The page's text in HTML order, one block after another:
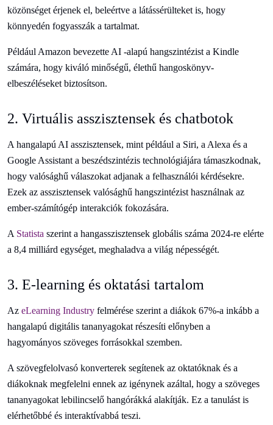
közönséget érjenek el, beleértve a látássérülteket is, hogy
könnyedén fogyasszák a tartalmat.
Például Amazon bevezette AI -alapú hangszintézist a Kindle
számára, hogy kiváló minőségű, élethű hangoskönyv-
elbeszéléseket biztosítson.
2. Virtuális asszisztensek és chatbotok
A hangalapú AI asszisztensek, mint például a Siri, a Alexa és a
Google Assistant a beszédszintézis technológiájára támaszkodnak,
hogy valósághű válaszokat adjanak a felhasználói kérdésekre.
Ezek az asszisztensek valósághű hangszintézist használnak az
ember-számítógép interakciók fokozására.
A Statista szerint a hangasszisztensek globális száma 2024-re elérte
a 8,4 milliárd egységet, meghaladva a világ népességét.
3. E-learning és oktatási tartalom
Az eLearning Industry felmérése szerint a diákok 67%-a inkább a
hangalapú digitális tananyagokat részesíti előnyben a
hagyományos szöveges forrásokkal szemben.
A szövegfelolvasó konverterek segítenek az oktatóknak és a
diákoknak megfelelni ennek az igénynek azáltal, hogy a szöveges
tananyagokat lebilincselő hangórákká alakítják. Ez a tanulást is
elérhetőbbé és interaktívabbá teszi.